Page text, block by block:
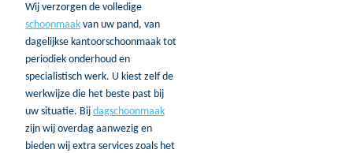
Wij verzorgen de volledige
schoonmaak van uw pand, van
dagelijkse kantoorschoonmaak tot
periodiek onderhoud en
specialistisch werk. U kiest zelf de
werkwijze die het beste past bij
uw situatie. Bij dagschoonmaak
zijn wij overdag aanwezig en
bieden wij extra services zoals het